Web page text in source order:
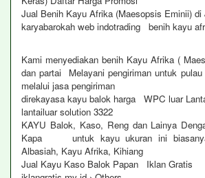
Jual Benih Kayu Afrika (Maesopsis Eminii) di
karyabarokah web indotrading benih kayu
Kami menyediakan benih Kayu Afrika (
dan partai Melayani pengiriman untuk
melalui jasa pengiriman
direkayasa kayu balok harga WPC luar
lantailuar solution 3322
KAYU Balok, Kaso, Reng dan Lainya
Kapa untuk kayu ukuran ini
Albasiah, Kayu Afrika, Kihiang
Jual Kayu Kaso Balok Papan Iklan Gratis